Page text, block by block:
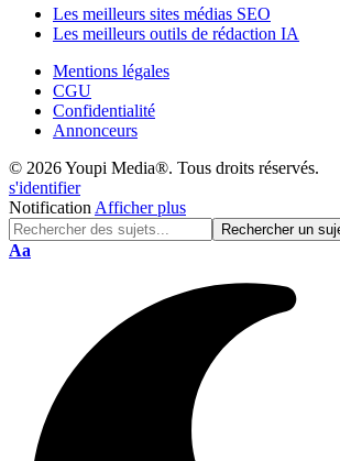
Les meilleurs sites médias SEO
Les meilleurs outils de rédaction IA
Mentions légales
CGU
Confidentialité
Annonceurs
© 2026 Youpi Media®. Tous droits réservés.
s'identifier
Notification Afficher plus
Réinitialisation
Aa